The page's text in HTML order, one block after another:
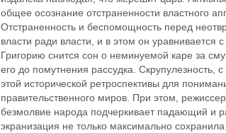
общее осознание отстраненности властного
Отстраненность и беспомощность перед
власти ради власти, и в этом он
Григорию снится сон о неминуемой каре за
его до помутнения рассудка. Скрупулезность,
этой исторической ретроспективы для
правительственного миров. При этом,
безмолвие народа подчеркивает падающий и
экранизация не только максимально